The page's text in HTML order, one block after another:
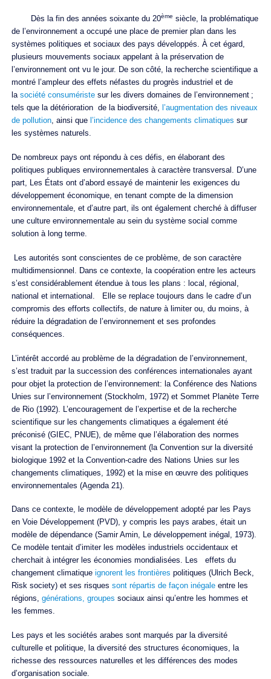
Dès la fin des années soixante du 20ème siècle, la problématique
de l’environnement a occupé une place de premier plan dans les
systèmes politiques et sociaux des pays développés. À cet égard,
plusieurs mouvements sociaux appelant à la préservation de
l’environnement ont vu le jour. De son côté, la recherche scientifique a
montré l’ampleur des effets néfastes du progrès industriel et de
la société consuméristesur les divers domaines de l’environnement ;
tels que la détérioration de la biodiversité,
l’augmentation des niveaux
de pollution, ainsi que l’incidence des changements climatiques sur
les systèmes naturels.
De nombreux pays ont répondu à ces défis, en élaborant des
politiques publiques environnementales à caractère transversal. D’une
part, Les États ont d’abord essayé de maintenir les exigences du
développement économique, en tenant compte de la dimension
environnementale, et d’autre part, ils ont également cherché à diffuser
une culture environnementale au sein du système social comme
solution à long terme.
Les autorités sont conscientes de ce problème, de son caractère
multidimensionnel. Dans ce contexte, la coopération entre les acteurs
s’est considérablement étendue à tous les plans : local, régional,
national et international. Elle se replace toujours dans le cadre d’un
compromis des efforts collectifs, de nature à limiter ou, du moins, à
réduire la dégradation de l’environnement et ses profondes
conséquences.
L’intérêt accordé au problème de la dégradation de l’environnement,
s’est traduit par la succession des conférences internationales ayant
pour objet la protection de l’environnement: la Conférence des Nations
Unies sur l’environnement (Stockholm, 1972) et Sommet Planète Terre
de Rio (1992). L’encouragement de l’expertise et de la recherche
scientifique sur les changements climatiques a également été
préconisé (GIEC, PNUE), de même que l’élaboration des normes
visant la protection de l’environnement (la Convention sur la diversité
biologique 1992 et la Convention-cadre des Nations Unies sur les
changements climatiques, 1992) et la mise en œuvre des politiques
environnementales (Agenda 21).
Dans ce contexte, le modèle de développement adopté par les Pays
en Voie Développement (PVD), y compris les pays arabes, était un
modèle de dépendance (Samir Amin, Le développement inégal, 1973).
Ce modèle tentait d’imiter les modèles industriels occidentaux et
cherchait à intégrer les économies mondialisées. Les effets du
changement climatique ignorent les frontières politiques (Ulrich Beck,
Risk society) et ses risques sont répartis de façon inégaleentre les
régions, générations, groupes sociaux ainsi qu’entre les hommes et
les femmes.
Les pays et les sociétés arabes sont marqués par la diversité
culturelle et politique, la diversité des structures économiques, la
richesse des ressources naturelles et les différences des modes
d’organisation sociale.